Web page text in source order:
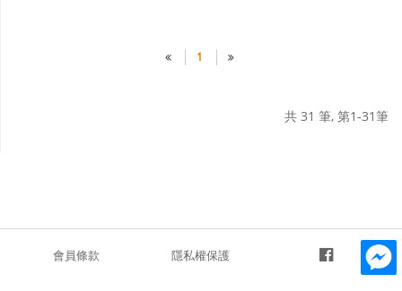
1
共 31 筆, 第1-31筆
會員條款 隱私權保護